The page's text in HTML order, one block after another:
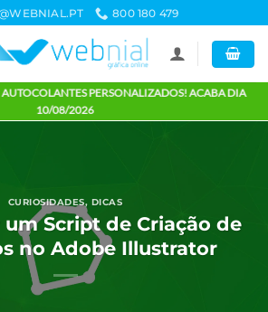
800 180 479
EM AUTOCOLANTES PERSONALIZADOS!
10/08/2026
CURIOSIDADES, DICAS
um Script de Criação
no Adobe Illustrator